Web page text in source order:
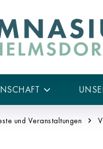
und Veranstaltungen